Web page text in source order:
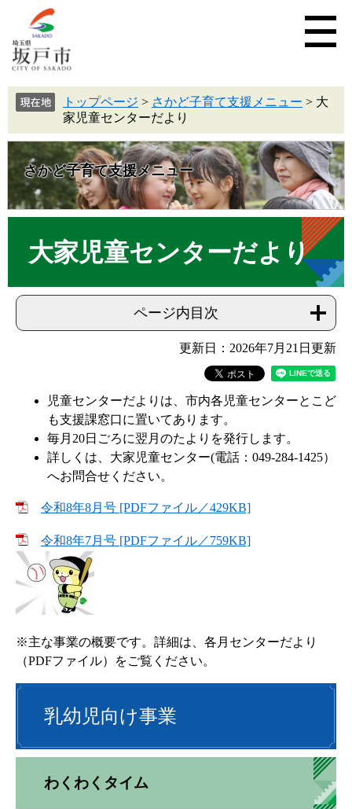
トップページ > さかど子育て支援メニュー > 大
家児童センターだより
さかど子育て支援メニュー
大家児童センターだより
ページ内目次
更新日：2026年7月21日更新
児童センターだよりは、市内各児童センターとこど
も支援課窓口に置いてあります。
毎月20日ごろに翌月のたよりを発行します。
詳しくは、大家児童センター(電話：049-284-1425）
へお問合せください。
令和8年8月号 [PDFファイル／429KB]
令和8年7月号 [PDFファイル／759KB]
※主な事業の概要です。詳細は、各月センターだより
（PDFファイル）をご覧ください。
乳幼児向け事業
わくわくタイム